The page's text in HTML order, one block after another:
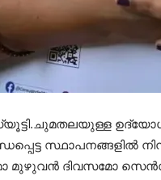
സ്ഥാപനങ്ങളിൽ
മുഴുവൻ ദിവസമോ